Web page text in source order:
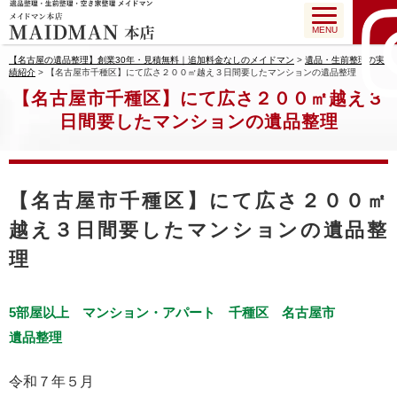
MENU
【名古屋の遺品整理】創業30年・見積無料｜追加料金なしのメイドマン > 遺品・生前整理の実
績紹介 > 【名古屋市千種区】にて広さ２００㎡越え３日間要したマンションの遺品整理
【名古屋市千種区】にて広さ２００㎡越え３
日間要したマンションの遺品整理
【名古屋市千種区】にて広さ２００㎡
越え３日間要したマンションの遺品整
理
5部屋以上 マンション・アパート 千種区
名古屋市
遺品整理
令和７年５月